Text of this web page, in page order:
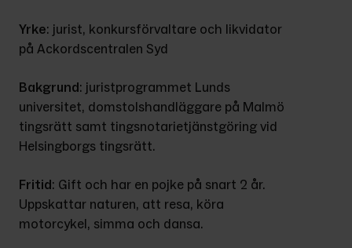
Yrke: jurist, konkursförvaltare och likvidator
på Ackordscentralen Syd
Bakgrund: juristprogrammet Lunds
universitet, domstolshandläggare på Malmö
tingsrätt samt tingsnotarietjänstgöring vid
Helsingborgs tingsrätt.
Fritid: Gift och har en pojke på snart 2 år.
Uppskattar naturen, att resa, köra
motorcykel, simma och dansa.